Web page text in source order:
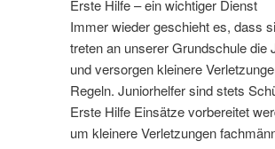
Erste Hilfe – ein wichtiger Dienst
Immer wieder geschieht es, dass
treten an unserer Grundschule die
und versorgen kleinere
Regeln. Juniorhelfer sind stets
Erste Hilfe Einsätze vorbereitet
um kleinere Verletzungen